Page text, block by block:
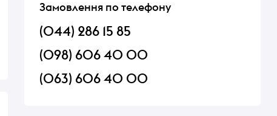
Замовлення по телефону
(044) 286 15 85
(098) 606 40 00
(063) 606 40 00